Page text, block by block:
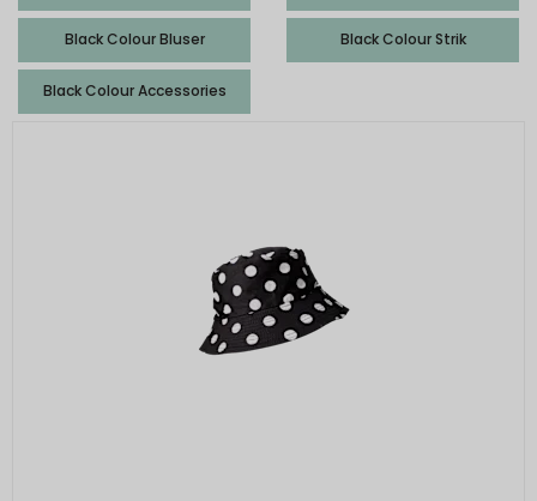
Black Colour Bluser Black Colour Strik
Black Colour Accessories